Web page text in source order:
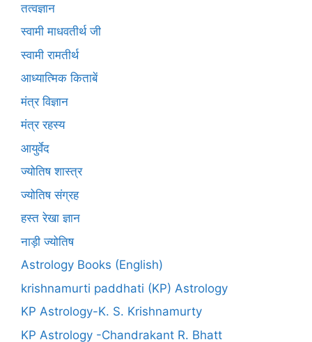
तत्वज्ञान
स्वामी माधवतीर्थ जी
स्वामी रामतीर्थ
आध्यात्मिक किताबें
मंत्र विज्ञान
मंत्र रहस्य
आयुर्वेद
ज्योतिष शास्त्र
ज्योतिष संग्रह
हस्त रेखा ज्ञान
नाड़ी ज्योतिष
Astrology Books (English)
krishnamurti paddhati (KP) Astrology
KP Astrology-K. S. Krishnamurty
KP Astrology -Chandrakant R. Bhatt